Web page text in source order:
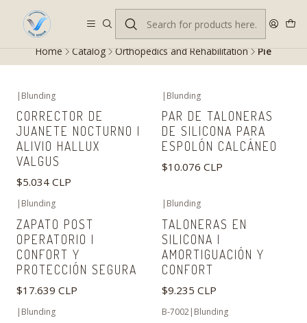
Despacho gratis en RM desde $100.000. Revisa las condiciones.
Home Catalog Orthopedics and Rehabilitation Pie
| Blunding
CORRECTOR DE
JUANETE NOCTURNO |
ALIVIO HALLUX
VALGUS
$5.034 CLP
| Blunding
PAR DE TALONERAS
DE SILICONA PARA
ESPOLÓN CALCÁNEO
$10.076 CLP
| Blunding
ZAPATO POST
OPERATORIO |
CONFORT Y
PROTECCIÓN SEGURA
$17.639 CLP
| Blunding
TALONERAS EN
SILICONA |
AMORTIGUACIÓN Y
CONFORT
$9.235 CLP
| Blunding B-7002| Blunding